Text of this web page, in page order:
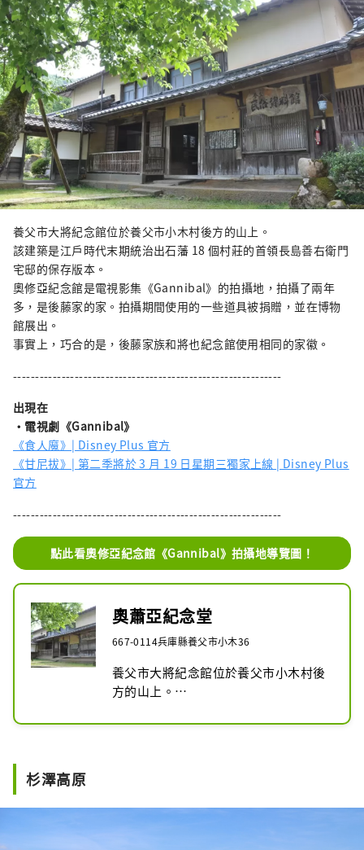
養父市大將紀念館位於養父市小木村後方的山上。
該建築是江戶時代末期統治出石藩 18 個村莊的首領長島善右衛門
宅邸的保存版本。
奧修亞紀念館是電視影集《Gannibal》的拍攝地，拍攝了兩年
多，是後藤家的家。拍攝期間使用的一些道具被捐贈，並在博物
館展出。
事實上，巧合的是，後藤家族和將也紀念館使用相同的家徽。
-------------------------------------------------------------
出現在
・電視劇《Gannibal》
《食人魔》| Disney Plus 官方
《甘尼拔》| 第二季將於 3 月 19 日星期三獨家上線 | Disney Plus
官方
-------------------------------------------------------------
點此看奧修亞紀念館《Gannibal》拍攝地導覽圖！
奧蕭亞紀念堂
667-0114兵庫縣養父市小木36
養父市大將紀念館位於養父市小木村後
方的山上。
個村莊的首領長島善右衛門的住宅。
色彩和芬芳」。
別館的後方有織部燈籠，據說是由古田
杉澤高原